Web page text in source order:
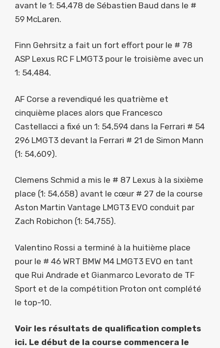
avant le 1: 54,478 de Sébastien Baud dans le #
59 McLaren.
Finn Gehrsitz a fait un fort effort pour le # 78
ASP Lexus RC F LMGT3 pour le troisième avec un
1: 54,484.
AF Corse a revendiqué les quatrième et
cinquième places alors que Francesco
Castellacci a fixé un 1: 54,594 dans la Ferrari # 54
296 LMGT3 devant la Ferrari # 21 de Simon Mann
(1: 54,609).
Clemens Schmid a mis le # 87 Lexus à la sixième
place (1: 54,658) avant le cœur # 27 de la course
Aston Martin Vantage LMGT3 EVO conduit par
Zach Robichon (1: 54,755).
Valentino Rossi a terminé à la huitième place
pour le # 46 WRT BMW M4 LMGT3 EVO en tant
que Rui Andrade et Gianmarco Levorato de TF
Sport et de la compétition Proton ont complété
le top-10.
Voir les résultats de qualification complets
ici. Le début de la course commencera le